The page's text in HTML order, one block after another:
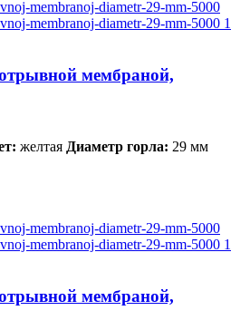
мембраной,
желтая Диаметр горла: 29 мм
мембраной,